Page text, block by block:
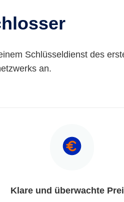
Schlüsseldienst des
an.
Klare und überwachte